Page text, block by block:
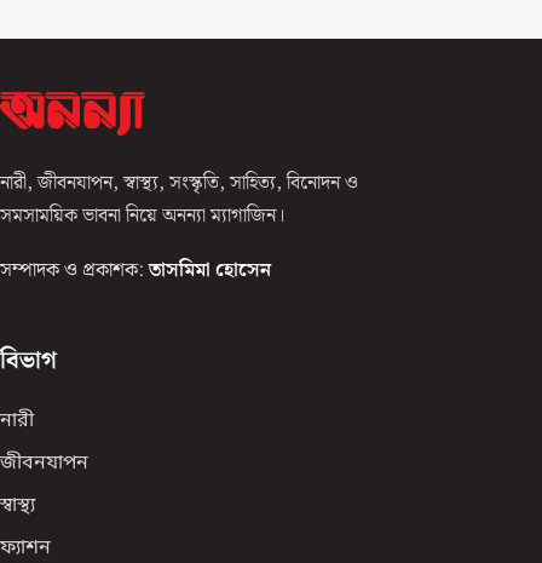
নারী, জীবনযাপন, স্বাস্থ্য, সংস্কৃতি, সাহিত্য, বিনোদন ও
সমসাময়িক ভাবনা নিয়ে অনন্যা ম্যাগাজিন।
সম্পাদক ও প্রকাশক: তাসমিমা হোসেন
বিভাগ
নারী
জীবনযাপন
স্বাস্থ্য
ফ্যাশন